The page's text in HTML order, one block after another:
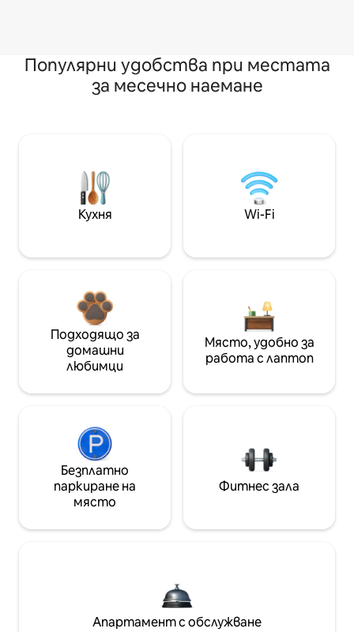
Популярни удобства при местата
за месечно наемане
Кухня Wi-Fi
Подходящо за
домашни
любимци
Място, удобно за
работа с лаптоп
Безплатно
паркиране на
място
Фитнес зала
Апартамент с обслужване